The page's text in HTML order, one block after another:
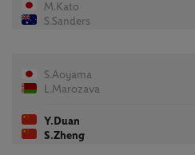
M.Kato
S.Sanders
S.Aoyama
L.Marozava
Y.Duan
S.Zheng